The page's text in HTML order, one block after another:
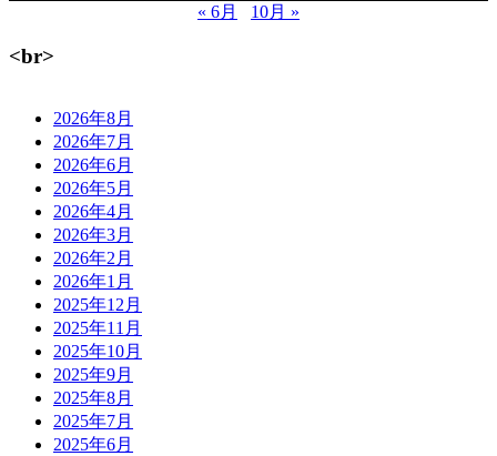
« 6月
10月 »
<br>
2026年8月
2026年7月
2026年6月
2026年5月
2026年4月
2026年3月
2026年2月
2026年1月
2025年12月
2025年11月
2025年10月
2025年9月
2025年8月
2025年7月
2025年6月